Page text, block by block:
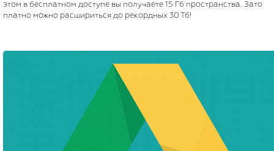
этом в бесплатном доступе вы получаете 15 Гб пространства. Зато
платно можно расшириться до рекордных 30 Тб!